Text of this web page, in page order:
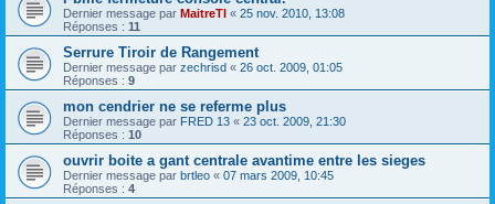
Dernier message par MaitreTI « 25 nov. 2010, 13:08
Réponses : 11
Serrure Tiroir de Rangement
Dernier message par zechrisd « 26 oct. 2009, 01:05
Réponses : 9
mon cendrier ne se referme plus
Dernier message par FRED 13 « 23 oct. 2009, 21:30
Réponses : 10
ouvrir boite a gant centrale avantime entre les sieges
Dernier message par brtleo « 07 mars 2009, 10:45
Réponses : 4